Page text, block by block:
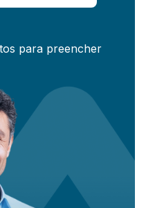
para preencher